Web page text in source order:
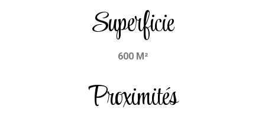
Superficie
600 M²
Proximités